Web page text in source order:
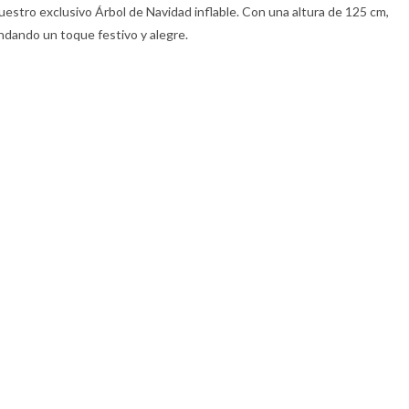
exclusivo Árbol de Navidad inflable. Con una altura de 125 cm,
un toque festivo y alegre.